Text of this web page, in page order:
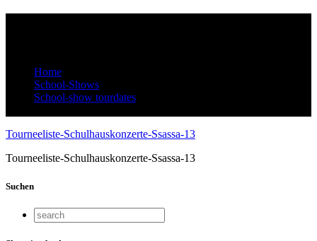
Home
School-Shows
School-show tourdates
Tourneeliste-Schulhauskonzerte-Ssassa-13
Tourneeliste-Schulhauskonzerte-Ssassa-13
Suchen